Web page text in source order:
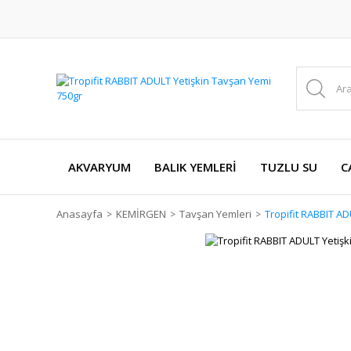
AKVARYUM BALIK YEMLERİ TUZLU SU
Anasayfa KEMİRGEN Tavşan Yemleri Tropifit RABBIT